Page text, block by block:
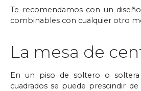
Te recomendamos con un
combinables con cualquier otro
La mesa de
En un piso de soltero o
cuadrados se puede prescindir de